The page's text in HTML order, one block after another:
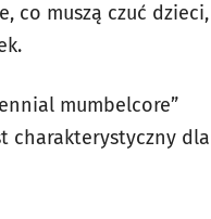
co muszą czuć dzieci,
mumbelcore”
charakterystyczny dla